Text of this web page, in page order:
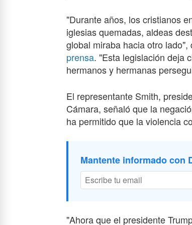
"Durante años, los cristianos
iglesias quemadas, aldeas
global miraba hacia otro
prensa. "Esta legislación deja
hermanos y hermanas
El representante Smith,
Cámara, señaló que la
ha permitido que la violencia
Mantente informado con
"Ahora que el presidente